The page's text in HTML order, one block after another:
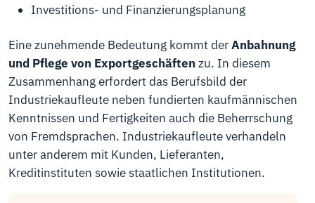
Investitions- und Finanzierungsplanung
Eine zunehmende Bedeutung kommt derAnbahnung
und Pflege von Exportgeschäften zu. In diesem
Zusammenhang erfordert das Berufsbild der
Industriekaufleute neben fundierten kaufmännischen
Kenntnissen und Fertigkeiten auch die Beherrschung
von Fremdsprachen. Industriekaufleute verhandeln
unter anderem mit Kunden, Lieferanten,
Kreditinstituten sowie staatlichen Institutionen.